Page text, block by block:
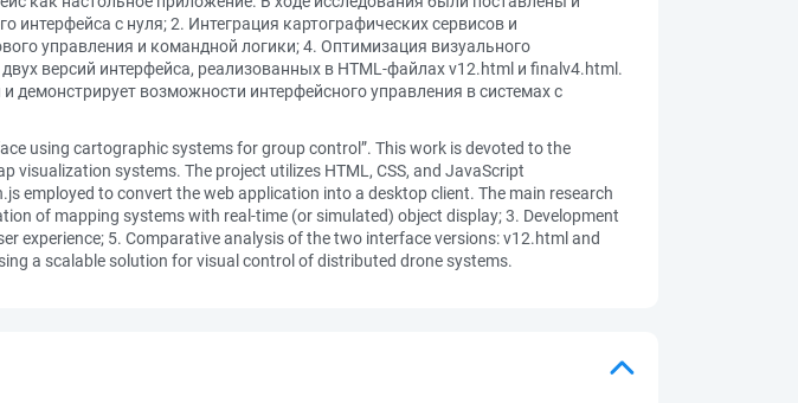
с нуля; 2. Интеграция картографических сервисов и
управления и командной логики; 4. Оптимизация визуального
версий интерфейса, реализованных в HTML-файлах v12.html и finalv4.html.
возможности интерфейсного управления в системах с
using cartographic systems for group control”. This work is devoted to the
systems. The project utilizes HTML, CSS, and JavaScript
employed to convert the web application into a desktop client. The main research
of mapping systems with real-time (or simulated) object display; 3. Development
experience; 5. Comparative analysis of the two interface versions: v12.html and
a scalable solution for visual control of distributed drone systems.